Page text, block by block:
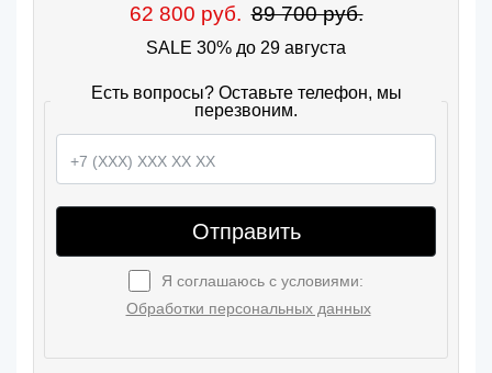
62 800 руб. 89 700 руб.
SALE 30% до 29 августа
Есть вопросы? Оставьте телефон, мы
перезвоним.
Отправить
Я соглашаюсь с условиями:
Обработки персональных данных